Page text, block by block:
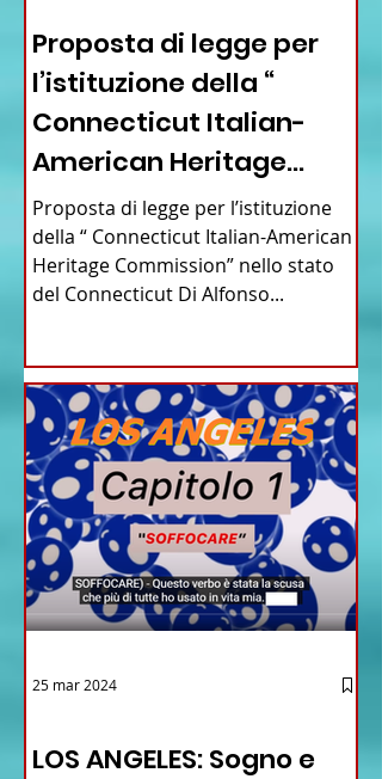
Proposta di legge per
l’istituzione della “
Connecticut Italian-
American Heritage
Commission” nello stato
del Connecticut
Proposta di legge per l’istituzione
della “ Connecticut Italian-American
Heritage Commission” nello stato
del Connecticut Di Alfonso...
LOS ANGELES: Sogno e
25 mar 2024